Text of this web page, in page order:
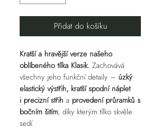
Přidat do košíku
Kratší a hravější verze našeho
oblíbeného tílka Klasik. Zachovává
všechny jeho funkční detaily – úzký
elastický výstřih, kratší spodní náplet
i precizní střih a provedení průramků s
bočním šitím, díky kterým tílko skvěle
sedí.